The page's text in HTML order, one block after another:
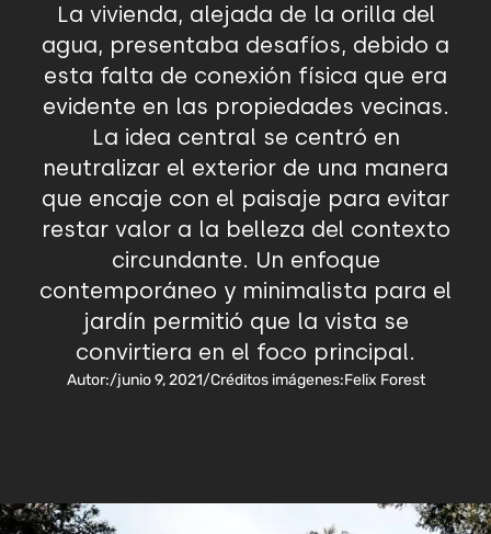
La vivienda, alejada de la orilla del
agua, presentaba desafíos, debido a
esta falta de conexión física que era
evidente en las propiedades vecinas.
La idea central se centró en
neutralizar el exterior de una manera
que encaje con el paisaje para evitar
restar valor a la belleza del contexto
circundante. Un enfoque
contemporáneo y minimalista para el
jardín permitió que la vista se
convirtiera en el foco principal.
Autor:/junio 9, 2021/Créditos imágenes:Felix Forest